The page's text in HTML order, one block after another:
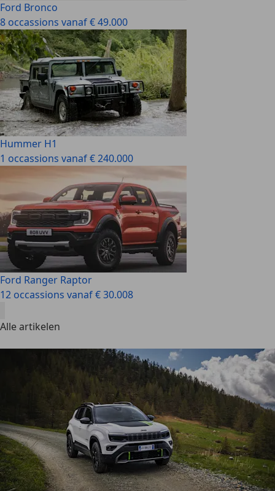
Ford Bronco
8 occassions vanaf € 49.000
Hummer H1
1 occassions vanaf € 240.000
Ford Ranger Raptor
12 occassions vanaf € 30.008
Alle artikelen